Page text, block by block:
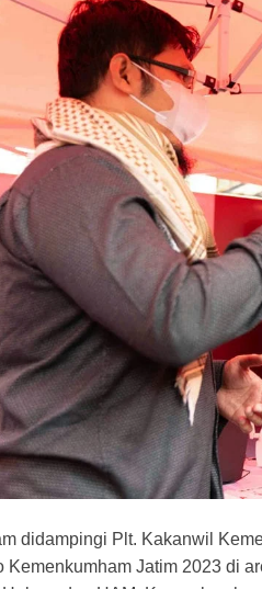
didampingi Plt. Kakanwil
Kemenkumham Jatim 2023 di